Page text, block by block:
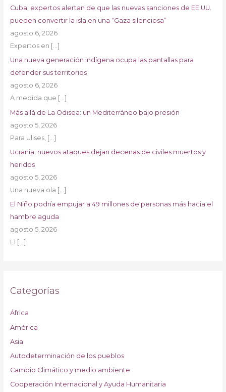
Cuba: expertos alertan de que las nuevas sanciones de EE.UU.
pueden convertir la isla en una “Gaza silenciosa”
agosto 6, 2026
Expertos en […]
Una nueva generación indígena ocupa las pantallas para
defender sus territorios
agosto 6, 2026
A medida que […]
Más allá de La Odisea: un Mediterráneo bajo presión
agosto 5, 2026
Para Ulises, […]
Ucrania: nuevos ataques dejan decenas de civiles muertos y
heridos
agosto 5, 2026
Una nueva ola […]
El Niño podría empujar a 49 millones de personas más hacia el
hambre aguda
agosto 5, 2026
El […]
Categorías
África
América
Asia
Autodeterminación de los pueblos
Cambio Climático y medio ambiente
Cooperación Internacional y Ayuda Humanitaria